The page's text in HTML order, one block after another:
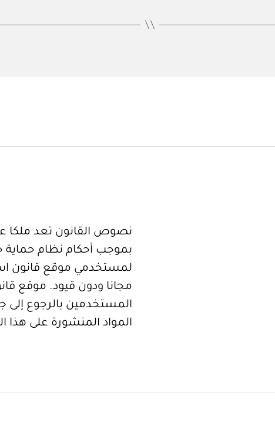
نصوص القانون تعد ملكا
بموجب أحكام نظام
لمستخدمي موقع قانون
مجانا ودون قيود. موقع
المستخدمين بالرجوع إلى
المواد المنشورة على هذا